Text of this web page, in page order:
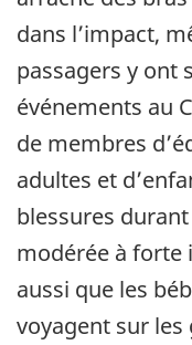
dans l’impact,
passagers y ont
événements au
de membres
adultes et
blessures
modérée à
aussi que les
voyagent sur